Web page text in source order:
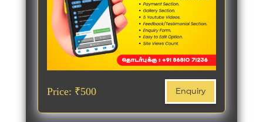
Price: ₹500 Enquiry